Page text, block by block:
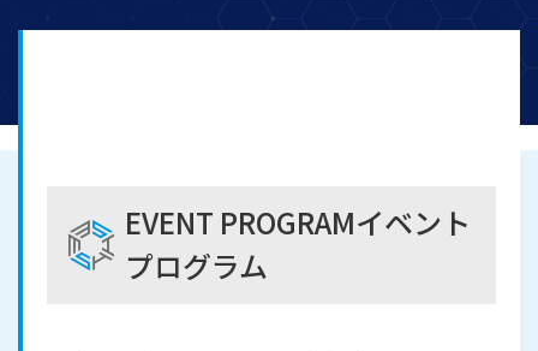
EVENT PROGRAMイベント
プログラム